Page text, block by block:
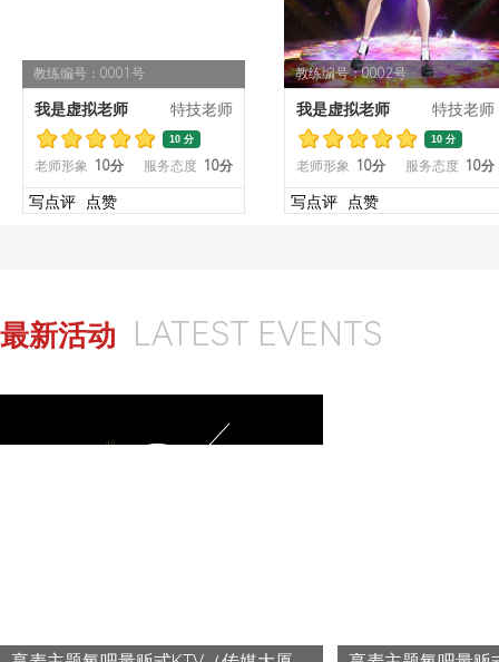
教练编号：0001号
我是虚拟老师 特技老师
10 分
老师形象 10分 服务态度 10分
写点评 点赞
教练编号：0002号
我是虚拟老师 特技老师
10 分
老师形象 10分 服务态度 10分
写点评 点赞
最新活动 LATEST EVENTS